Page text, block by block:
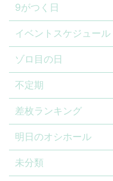
9がつく日
イベントスケジュール
ゾロ目の日
不定期
差枚ランキング
明日のオシホール
未分類